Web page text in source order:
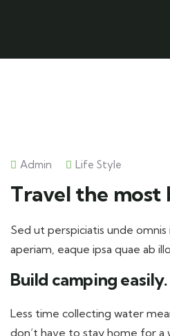
Admin Life Style
Travel the most
Sed ut perspiciatis unde
aperiam, eaque ipsa quae ab
Build camping easily.
Less time collecting water
don’t have to stay home for